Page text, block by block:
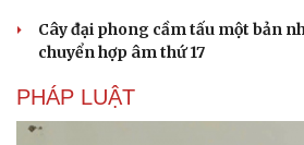
Cây đại phong cầm tấu một bản
chuyển hợp âm thứ 17
PHÁP LUẬT